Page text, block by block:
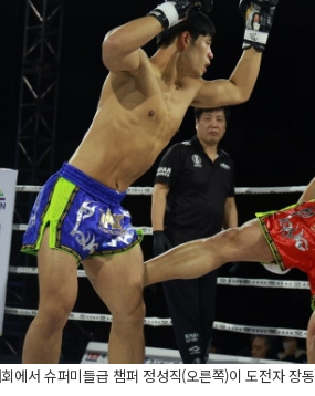
에서 슈퍼미들급 챔퍼 정성직(오른쪽)이 도전자 장